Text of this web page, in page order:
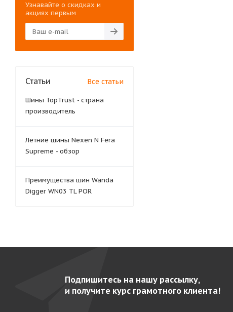
Узнавайте о скидках и
акциях первым
Статьи Все статьи
Шины TopTrust - страна
производитель
Летние шины Nexen N Fera
Supreme - обзор
Преимущества шин Wanda
Digger WN03 TL POR
Подпишитесь на нашу рассылку,
и получите курс грамотного клиента!